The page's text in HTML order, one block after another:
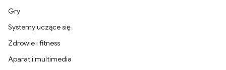
Gry
Systemy uczące się
Zdrowie i fitness
Aparat i multimedia